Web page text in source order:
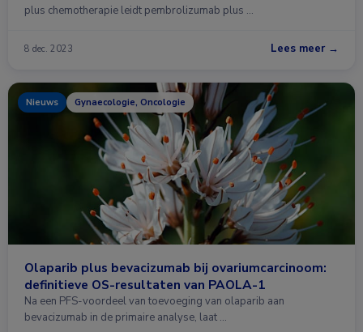
plus chemotherapie leidt pembrolizumab plus …
8 dec. 2023 Lees meer →
Nieuws Gynaecologie, Oncologie
Olaparib plus bevacizumab bij ovariumcarcinoom:
definitieve OS-resultaten van PAOLA-1
Na een PFS-voordeel van toevoeging van olaparib aan
bevacizumab in de primaire analyse, laat …